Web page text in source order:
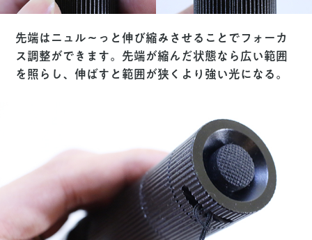
先端はニュル〜っと伸び縮みさせることでフォーカ
ス調整ができます。先端が縮んだ状態なら広い範囲
を照らし、伸ばすと範囲が狭くより強い光になる。